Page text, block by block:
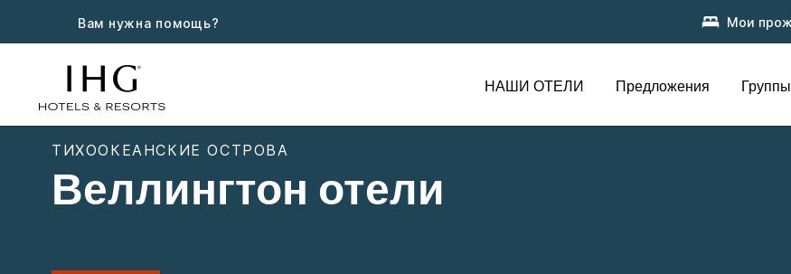
Вам нужна помощь? Мои
НАШИ ОТЕЛИ Предложения
ТИХООКЕАНСКИЕ ОСТРОВА
Веллингтон отели